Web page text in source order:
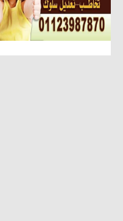
أهم الأخبار
حوادث وقضايا